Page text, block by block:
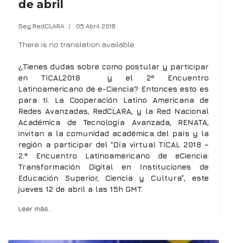
de abril
Seg RedCLARA 05 Abril 2018
There is no translation available.
¿Tienes dudas sobre como postular y participar
en TICAL2018 y el 2º Encuentro
Latinoamericano de e-Ciencia? Entonces esto es
para ti. La Cooperación Latino Americana de
Redes Avanzadas, RedCLARA, y la Red Nacional
Académica de Tecnología Avanzada, RENATA,
invitan a la comunidad académica del país y la
región a participar del “Día virtual TICAL 2018 –
2.º Encuentro Latinoamericano de eCiencia:
Transformación Digital en Instituciones de
Educación Superior, Ciencia y Cultura”, este
jueves 12 de abril a las 15h GMT.
Leer más…